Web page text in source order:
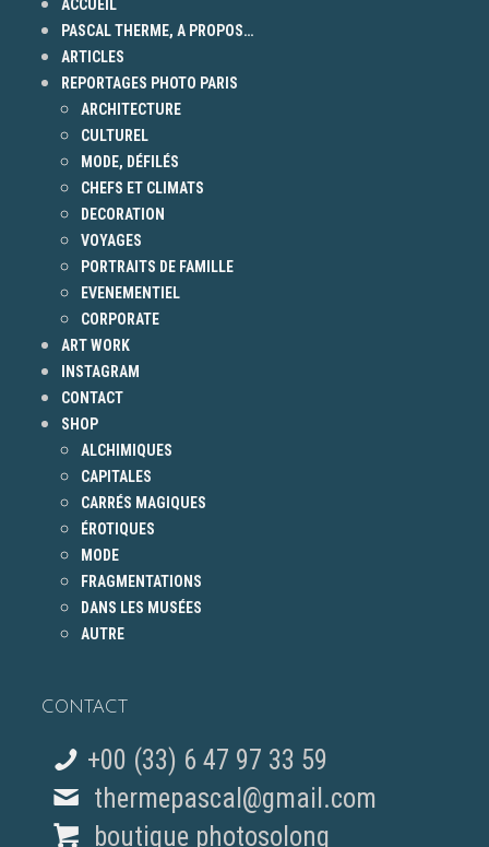
ACCUEIL
PASCAL THERME, A PROPOS…
ARTICLES
REPORTAGES PHOTO PARIS
ARCHITECTURE
CULTUREL
MODE, DÉFILÉS
CHEFS ET CLIMATS
DECORATION
VOYAGES
PORTRAITS DE FAMILLE
EVENEMENTIEL
CORPORATE
ART WORK
INSTAGRAM
CONTACT
SHOP
ALCHIMIQUES
CAPITALES
CARRÉS MAGIQUES
ÉROTIQUES
MODE
FRAGMENTATIONS
DANS LES MUSÉES
AUTRE
CONTACT
+00 (33) 6 47 97 33 59
thermepascal@gmail.com
boutique photosolong